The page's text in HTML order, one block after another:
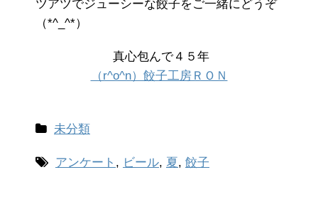
ツアツでジューシーな餃子をご一緒にどうぞ
（*^_^*）
真心包んで４５年
（r^o^n）餃子工房ＲＯＮ
未分類
アンケート , ビール, 夏, 餃子